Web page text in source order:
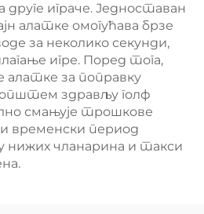
играче. Једноставан
алатке омогућава брзе
за неколико секунди,
игре. Поред тога,
за поправку
здрављу голф
смањује трошкове
временски период
нижих чланарина и такси